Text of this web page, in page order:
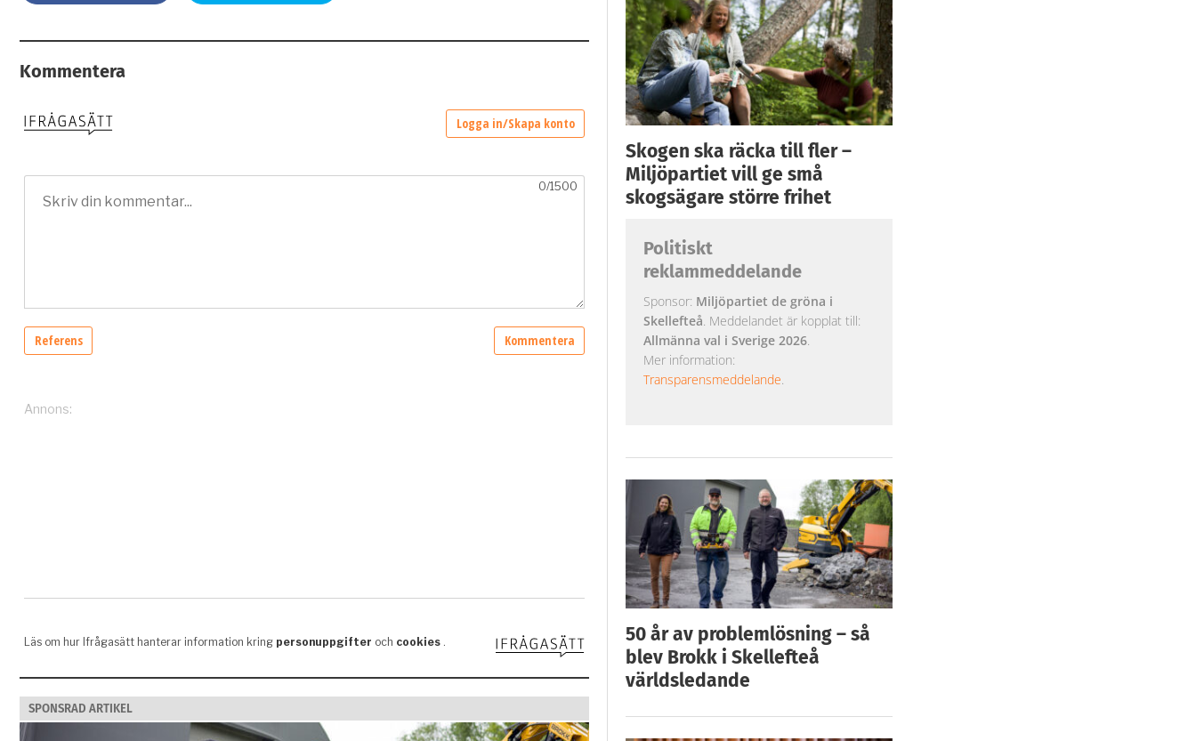
Kommentera
SPONSRAD ARTIKEL
Skogen ska räcka till fler –
Miljöpartiet vill ge små
skogsägare större frihet
Politiskt
reklammeddelande
Sponsor: Miljöpartiet de gröna i
Skellefteå. Meddelandet är kopplat till:
Allmänna val i Sverige 2026.
Mer information:
Transparensmeddelande.
50 år av problemlösning – så
blev Brokk i Skellefteå
världsledande